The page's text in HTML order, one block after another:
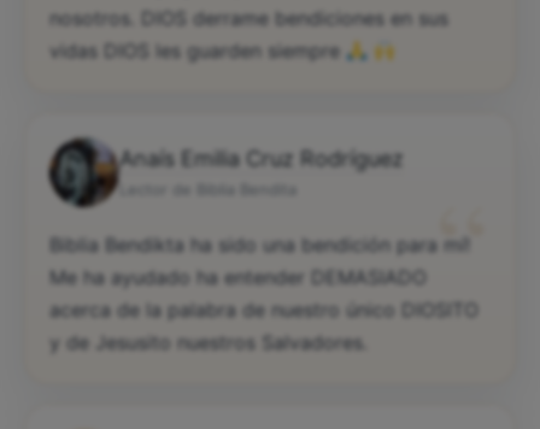
nosotros. DIOS derrame bendiciones en sus
vidas DIOS les guarden siempre
Anaís Emilia Cruz Rodríguez
“
Biblia Bendikta ha sido una bendición para mí!
Me ha ayudado ha entender DEMASIADO
acerca de la palabra de nuestro único DIOSITO
y de Jesusito nuestros Salvadores.